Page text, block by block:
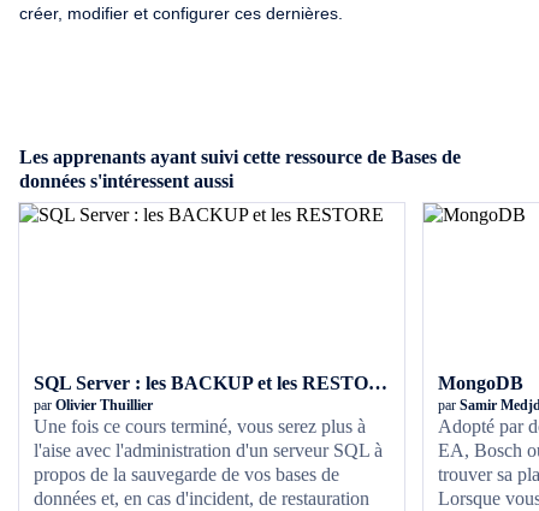
créer, modifier et configurer ces dernières.
Les apprenants ayant suivi cette ressource de Bases de
données s'intéressent aussi
SQL Server : les BACKUP et les RESTORE
par Olivier Thuillier
Une fois ce cours terminé, vous serez plus à
l'aise avec l'administration d'un serveur SQL à
propos de la sauvegarde de vos bases de
données et, en cas d'incident, de restauration
MongoDB
par Samir
Adopté par
EA, Bosch
trouver sa
Lorsque